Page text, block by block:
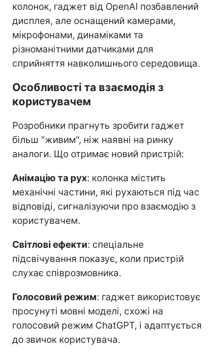
колонок, гаджет від OpenAI позбавлений
дисплея, але оснащений камерами,
мікрофонами, динаміками та
різноманітними датчиками для
сприйняття навколишнього середовища.
Особливості та взаємодія з
користувачем
Розробники прагнуть зробити гаджет
більш "живим", ніж наявні на ринку
аналоги. Що отримає новий пристрій:
Анімацію та рух: колонка містить
механічні частини, які рухаються під час
відповіді, сигналізуючи про взаємодію з
користувачем.
Світлові ефекти: спеціальне
підсвічування показує, коли пристрій
слухає співрозмовника.
Голосовий режим: гаджет використовує
просунуті мовні моделі, схожі на
голосовий режим ChatGPT, і адаптується
до звичок користувача.